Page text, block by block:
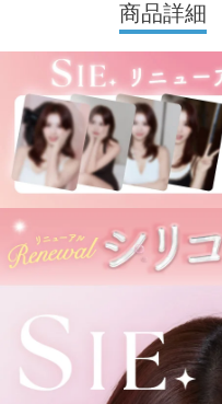
ゲル素材へとリニューアル！
カラーコンタクトレンズは
抜けトーンアップカラーや
ンナップ。
裸眼に近い快適さでトレンド
は毎日のマストアイテムに
ズブランドです。
※ 軸固定技術を利用するこ
商品詳細